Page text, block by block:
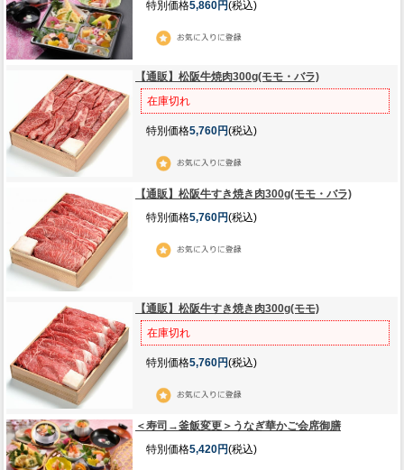
特別価格5,860円(税込)
【通販】松阪牛焼肉300g(モモ・バラ)
在庫切れ
特別価格5,760円(税込)
【通販】松阪牛すき焼き肉300g(モモ・バラ)
特別価格5,760円(税込)
【通販】松阪牛すき焼き肉300g(モモ)
在庫切れ
特別価格5,760円(税込)
＜寿司→釜飯変更＞うなぎ華かご会席御膳
特別価格5,420円(税込)